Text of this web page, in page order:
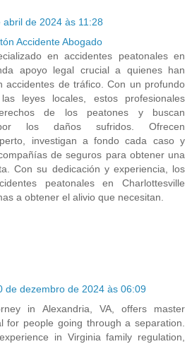
abril de 2024 às 11:28
Accidente Abogado
en accidentes peatonales en
apoyo legal crucial a quienes han
accidentes de tráfico. Con un profundo
leyes locales, estos profesionales
de los peatones y buscan
por los daños sufridos. Ofrecen
investigan a fondo cada caso y
de seguros para obtener una
Con su dedicación y experiencia, los
peatonales en Charlottesville
a obtener el alivio que necesitan.
de dezembro de 2024 às 06:09
in Alexandria, VA, offers master
for people going through a separation.
in Virginia family regulation,